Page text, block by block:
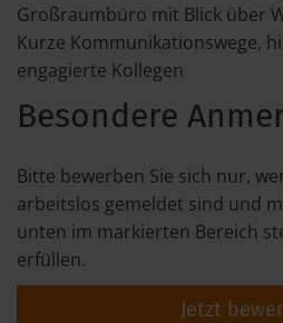
Großraumbüro mit Blick über
Kurze Kommunikationswege,
engagierte Kollegen
Besondere
Bitte bewerben Sie sich nur,
arbeitslos gemeldet sind und
unten im markierten Bereich
erfüllen.
Jetzt